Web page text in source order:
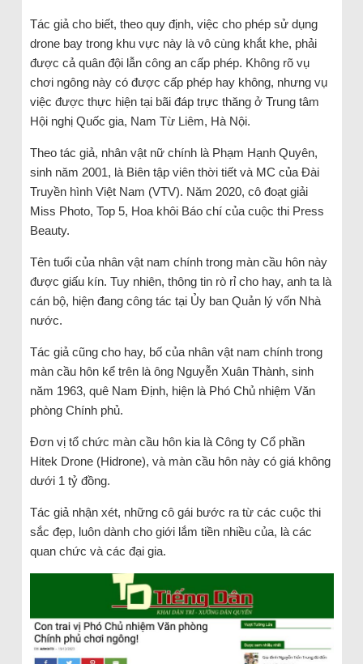
Tác giả cho biết, theo quy định, việc cho phép sử dụng
drone bay trong khu vực này là vô cùng khắt khe, phải
được cả quân đội lẫn công an cấp phép. Không rõ vụ
chơi ngông này có được cấp phép hay không, nhưng vụ
việc được thực hiện tại bãi đáp trực thăng ở Trung tâm
Hội nghị Quốc gia, Nam Từ Liêm, Hà Nội.
Theo tác giả, nhân vật nữ chính là Phạm Hạnh Quyên,
sinh năm 2001, là Biên tập viên thời tiết và MC của Đài
Truyền hình Việt Nam (VTV). Năm 2020, cô đoạt giải
Miss Photo, Top 5, Hoa khôi Báo chí của cuộc thi Press
Beauty.
Tên tuổi của nhân vật nam chính trong màn cầu hôn này
được giấu kín. Tuy nhiên, thông tin rò rỉ cho hay, anh ta là
cán bộ, hiện đang công tác tại Ủy ban Quản lý vốn Nhà
nước.
Tác giả cũng cho hay, bố của nhân vật nam chính trong
màn cầu hôn kể trên là ông Nguyễn Xuân Thành, sinh
năm 1963, quê Nam Định, hiện là Phó Chủ nhiệm Văn
phòng Chính phủ.
Đơn vị tổ chức màn cầu hôn kia là Công ty Cổ phần
Hitek Drone (Hidrone), và màn cầu hôn này có giá không
dưới 1 tỷ đồng.
Tác giả nhận xét, những cô gái bước ra từ các cuộc thi
sắc đẹp, luôn dành cho giới lắm tiền nhiều của, là các
quan chức và các đại gia.